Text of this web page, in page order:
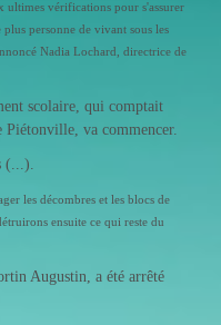
ultimes vérifications pour s'assurer
plus personne de vivant sous les
Nadia Lochard, directrice de
scolaire, qui comptait
Piétonville, va commencer.
(...).
les décombres et les blocs de
ensuite ce qui reste du
Augustin, a été arrêté